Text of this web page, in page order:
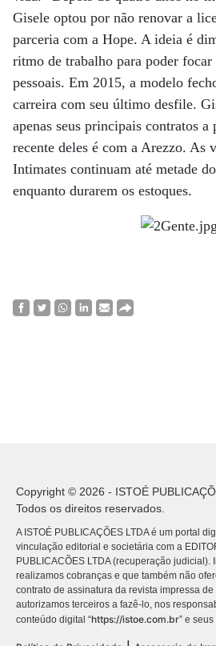
Gisele optou por não renovar a
parceria com a Hope. A ideia é
ritmo de trabalho para poder
pessoais. Em 2015, a modelo
carreira com seu último desfile.
apenas seus principais contratos
recente deles é com a Arezzo. As
Intimates continuam até metade
enquanto durarem os estoques.
Copyright © 2026 - ISTOÉ
Todos os direitos reservados.
A ISTOÉ PUBLICAÇÕES LTDA é um portal
vinculação editorial e societária com a
PUBLICACÕES LTDA (recuperação judicial).
realizamos cobranças e que também não
contrato de assinatura da revista impressa
autorizamos terceiros a fazê-lo, nos
conteúdo digital “https://istoe.com.br” e